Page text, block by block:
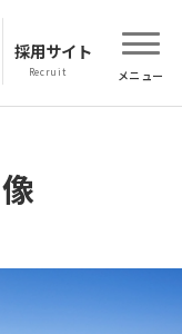
採用サイト